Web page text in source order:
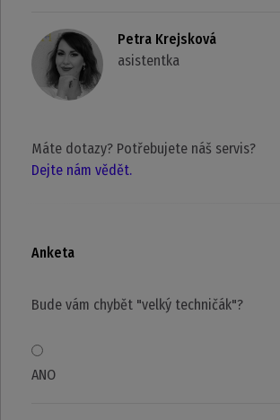
Petra Krejsková
asistentka
Máte dotazy? Potřebujete náš servis?
Dejte nám vědět.
Anketa
Bude vám chybět "velký techničák"?
ANO